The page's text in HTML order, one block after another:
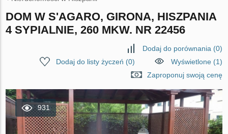
DOM W S'AGARO, GIRONA, HISZPANIA
4 SYPIALNIE, 260 MKW. NR 22456
Dodaj do porównania (0)
Dodaj do listy życzeń (0)
Wyświetlone (1)
Zaproponuj swoją cenę
931